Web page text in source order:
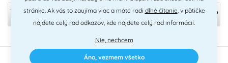
2010 - 2026 © PNM International s.r.o. • technické riešenie Simplia
stránke. Ak vás to zaujíma viac a máte radi dlhé čítanie, v pätičke
nájdete celý rad odkazov, kde nájdete celý rad informácií.
Nie, nechcem
Áno, vezmem všetko